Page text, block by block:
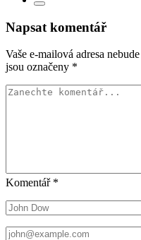
Napsat komentář
Vaše e-mailová adresa
jsou označeny *
Komentář *